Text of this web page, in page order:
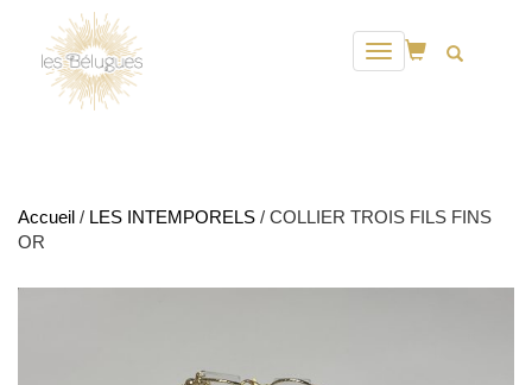
Toggle
navigation
Accueil / LES INTEMPORELS / COLLIER TROIS FILS FINS
OR